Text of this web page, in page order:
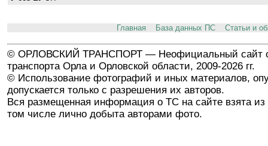
Главная База данных ПС Статьи и
© ОРЛОВСКИЙ ТРАНСПОРТ — Неофициальный сайт
транспорта Орла и Орловской области, 2009-2026 гг.
© Использование фотографий и иных материалов,
допускается только с разрешения их авторов.
Вся размещенная информация о ТС на сайте взята из
том числе лично добыта авторами фото.